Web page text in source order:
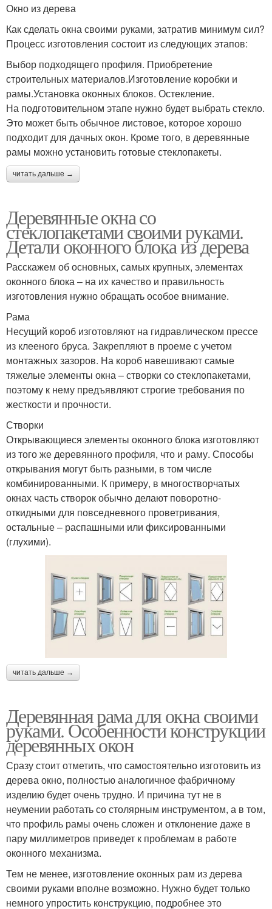
Окно из дерева
Как сделать окна своими руками, затратив минимум сил?
Процесс изготовления состоит из следующих этапов:
Выбор подходящего профиля. Приобретение
строительных материалов.Изготовление коробки и
рамы.Установка оконных блоков. Остекление.
На подготовительном этапе нужно будет выбрать стекло.
Это может быть обычное листовое, которое хорошо
подходит для дачных окон. Кроме того, в деревянные
рамы можно установить готовые стеклопакеты.
читать дальше →
Деревянные окна со
стеклопакетами своими руками.
Детали оконного блока из дерева
Расскажем об основных, самых крупных, элементах
оконного блока – на их качество и правильность
изготовления нужно обращать особое внимание.
Рама
Несущий короб изготовляют на гидравлическом прессе
из клееного бруса. Закрепляют в проеме с учетом
монтажных зазоров. На короб навешивают самые
тяжелые элементы окна – створки со стеклопакетами,
поэтому к нему предъявляют строгие требования по
жесткости и прочности.
Створки
Открывающиеся элементы оконного блока изготовляют
из того же деревянного профиля, что и раму. Способы
открывания могут быть разными, в том числе
комбинированными. К примеру, в многостворчатых
окнах часть створок обычно делают поворотно-
откидными для повседневного проветривания,
остальные – распашными или фиксированными
(глухими).
читать дальше →
Деревянная рама для окна своими
руками. Особенности конструкции
деревянных окон
Сразу стоит отметить, что самостоятельно изготовить из
дерева окно, полностью аналогичное фабричному
изделию будет очень трудно. И причина тут не в
неумении работать со столярным инструментом, а в том,
что профиль рамы очень сложен и отклонение даже в
пару миллиметров приведет к проблемам в работе
оконного механизма.
Тем не менее, изготовление оконных рам из дерева
своими руками вполне возможно. Нужно будет только
немного упростить конструкцию, подробнее это